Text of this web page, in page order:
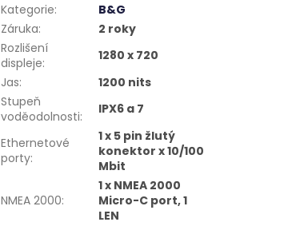
Kategorie:
B&G
Záruka:
2 roky
Rozlišení
displeje:
1280 x 720
Jas:
1200 nits
Stupeň
voděodolnosti: IPX6 a 7
Ethernetové
porty:
1 x 5 pin žlutý
konektor x 10/100
Mbit
NMEA 2000:
1 x NMEA 2000
Micro-C port, 1
LEN